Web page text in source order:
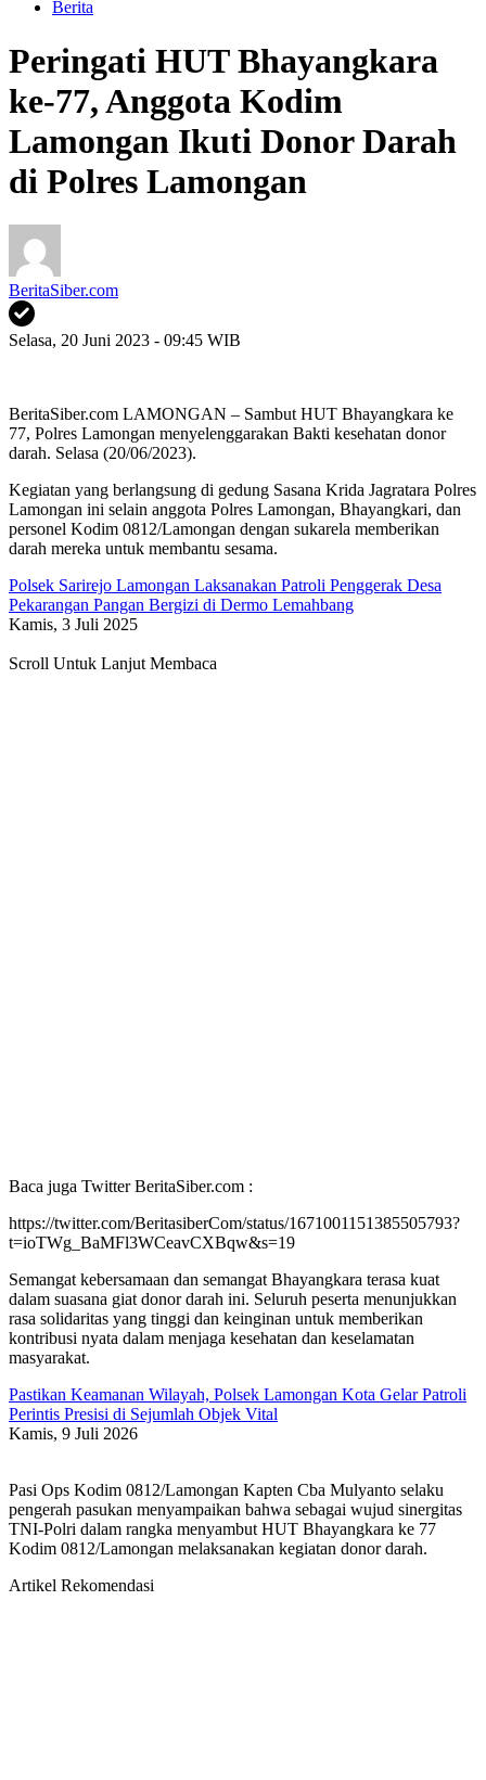
Berita
Peringati HUT Bhayangkara
ke-77, Anggota Kodim
Lamongan Ikuti Donor Darah
di Polres Lamongan
BeritaSiber.com
Selasa, 20 Juni 2023 - 09:45 WIB
BeritaSiber.com LAMONGAN – Sambut HUT Bhayangkara ke
77, Polres Lamongan menyelenggarakan Bakti kesehatan donor
darah. Selasa (20/06/2023).
Kegiatan yang berlangsung di gedung Sasana Krida Jagratara Polres
Lamongan ini selain anggota Polres Lamongan, Bhayangkari, dan
personel Kodim 0812/Lamongan dengan sukarela memberikan
darah mereka untuk membantu sesama.
Polsek Sarirejo Lamongan Laksanakan Patroli Penggerak Desa
Pekarangan Pangan Bergizi di Dermo Lemahbang
Kamis, 3 Juli 2025
Scroll Untuk Lanjut Membaca
Baca juga Twitter BeritaSiber.com :
https://twitter.com/BeritasiberCom/status/1671001151385505793?
t=ioTWg_BaMFl3WCeavCXBqw&s=19
Semangat kebersamaan dan semangat Bhayangkara terasa kuat
dalam suasana giat donor darah ini. Seluruh peserta menunjukkan
rasa solidaritas yang tinggi dan keinginan untuk memberikan
kontribusi nyata dalam menjaga kesehatan dan keselamatan
masyarakat.
Pastikan Keamanan Wilayah, Polsek Lamongan Kota Gelar Patroli
Perintis Presisi di Sejumlah Objek Vital
Kamis, 9 Juli 2026
Pasi Ops Kodim 0812/Lamongan Kapten Cba Mulyanto selaku
pengerah pasukan menyampaikan bahwa sebagai wujud sinergitas
TNI-Polri dalam rangka menyambut HUT Bhayangkara ke 77
Kodim 0812/Lamongan melaksanakan kegiatan donor darah.
Artikel Rekomendasi